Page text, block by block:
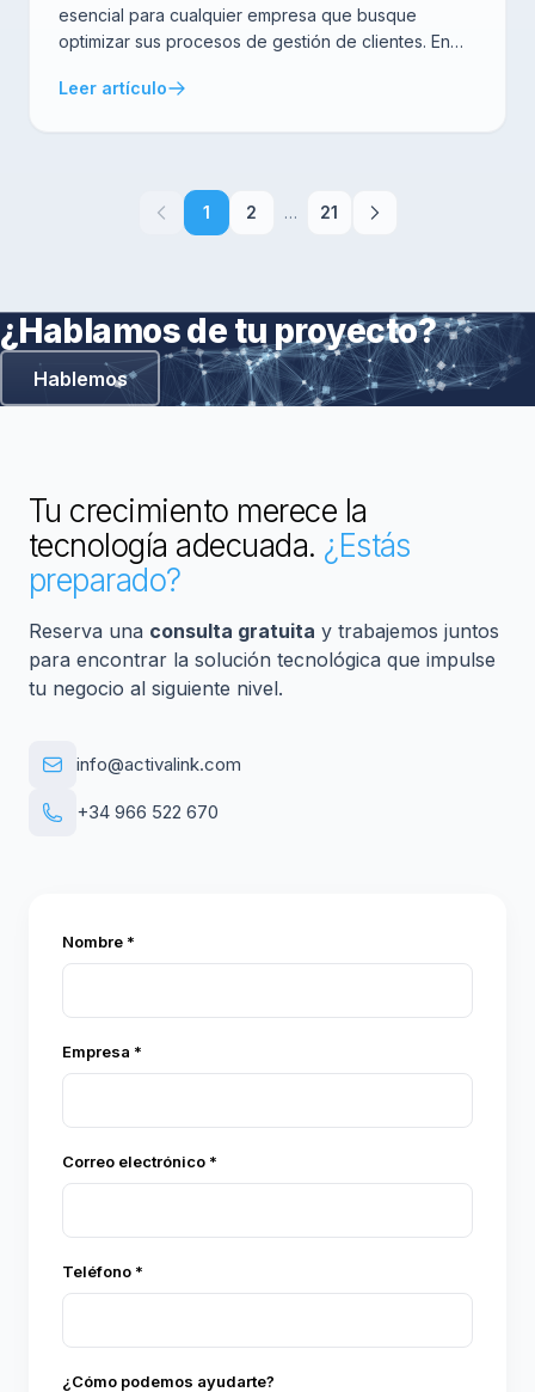
esencial para cualquier empresa que busque
optimizar sus procesos de gestión de clientes. En
es crucial mantener tu SuiteCRM al día, así como las
Leer artículo
1 2 … 21
¿Hablamos de tu proyecto?
Hablemos
Tu crecimiento merece la
tecnología adecuada. ¿Estás
preparado?
Reserva una consulta gratuita y trabajemos juntos
para encontrar la solución tecnológica que impulse
tu negocio al siguiente nivel.
info@activalink.com
+34 966 522 670
Nombre *
Empresa *
Correo electrónico *
Teléfono *
¿Cómo podemos ayudarte?